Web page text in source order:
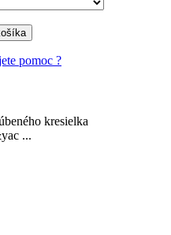
pomoc ?
kresielka
...